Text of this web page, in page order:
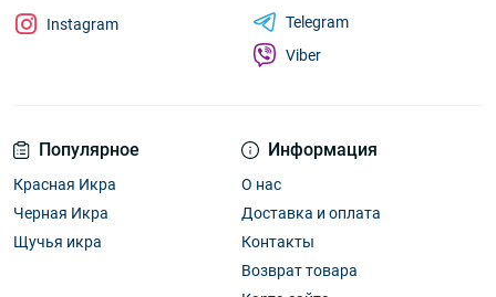
Популярное
Красная Икра
Черная Икра
Щучья икра
Информация
О нас
Доставка и оплата
Контакты
Возврат товара
Instagram
Telegram
Viber